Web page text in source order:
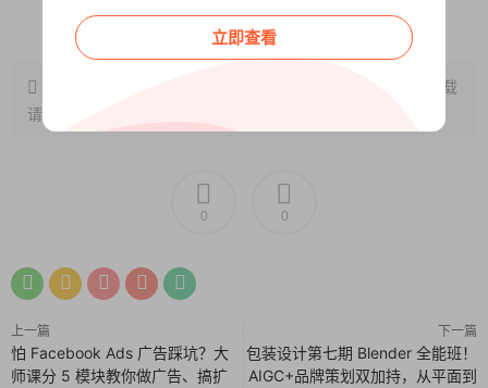
2、入门门槛低
旅游带券达人是团购达人的一个分支，不需要粉丝量，不需要保
证金，直接开通就可以带券
1.旅游带券课程导读.mp4.mp4
阅读全文
，转载
请注明出处~~~
0 0
上一篇
怕 Facebook Ads 广告踩坑？大
师课分 5 模块教你做广告、搞扩
下一篇
包装设计第七期 Blender 全能班！
AIGC+品牌策划双加持，从平面到
立即查看